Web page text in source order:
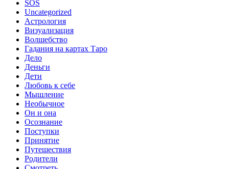
SOS
Uncategorized
Астрология
Визуализация
Волшебство
Гадания на картах Таро
Дело
Деньги
Дети
Любовь к себе
Мышление
Необычное
Он и она
Осознание
Поступки
Принятие
Путешествия
Родители